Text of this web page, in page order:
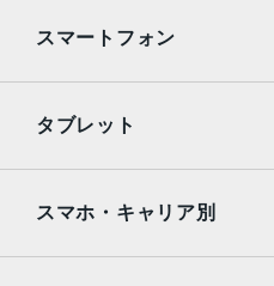
スマートフォン
AQUOS
OPPO
タブレット
スマホ・キャリア別